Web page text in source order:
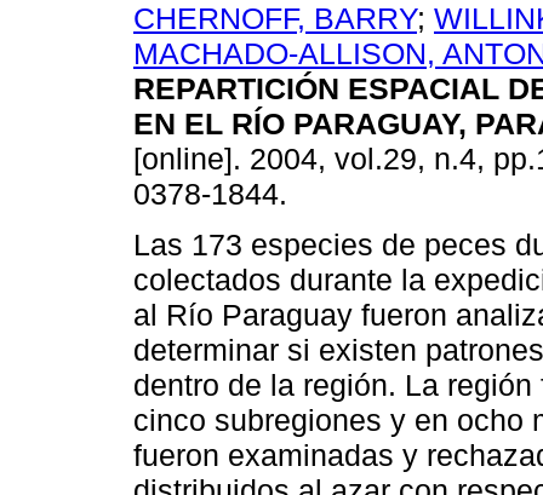
CHERNOFF, BARRY;
MACHADO-ALLISON,
REPARTICIÓN ESPACIAL
EN EL RÍO PARAGUAY,
[online]. 2004, vol.29, n.4,
0378-1844.
Las 173 especies de peces
colectados durante la
al Río Paraguay fueron
determinar si existen
dentro de la región. La
cinco subregiones y en ocho
fueron examinadas y